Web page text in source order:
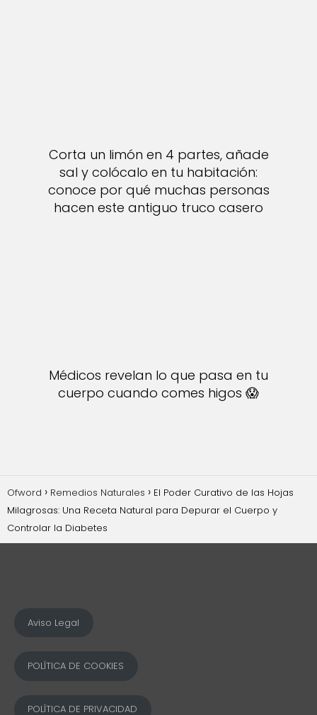
Corta un limón en 4 partes, añade
sal y colócalo en tu habitación:
conoce por qué muchas personas
hacen este antiguo truco casero
Médicos revelan lo que pasa en tu
cuerpo cuando comes higos 😱
Ofword Remedios Naturales
El Poder Curativo de las Hojas
Milagrosas: Una Receta Natural para Depurar el Cuerpo y
Controlar la Diabetes
Aviso Legal
POLÍTICA DE COOKIES
POLÍTICA DE PRIVACIDAD